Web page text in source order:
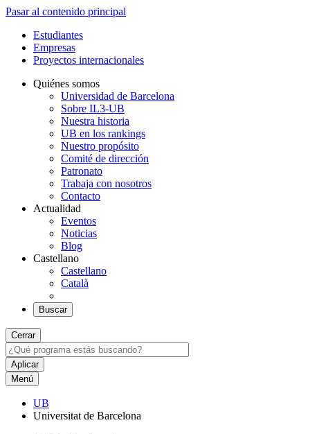
Pasar al contenido principal
Estudiantes
Empresas
Proyectos internacionales
Quiénes somos
Universidad de Barcelona
Sobre IL3-UB
Nuestra historia
UB en los rankings
Nuestro propósito
Comité de dirección
Patronato
Trabaja con nosotros
Contacto
Actualidad
Eventos
Noticias
Blog
Castellano
Castellano
Català
Buscar
Cerrar
Menú
UB
Universitat de Barcelona